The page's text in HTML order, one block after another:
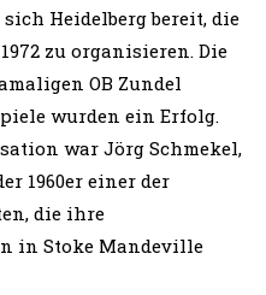
Heidelberg bereit, die
zu organisieren. Die
OB Zundel
wurden ein Erfolg.
war Jörg Schmekel,
1960er einer der
die ihre
in Stoke Mandeville